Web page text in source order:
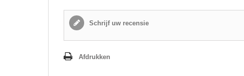
Schrijf uw recensie
Afdrukken